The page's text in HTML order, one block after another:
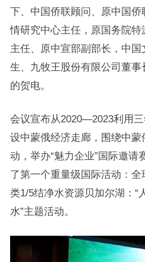
下、中国侨联顾问、原中国侨
情研究中心主任，原国务院
主任、原中宣部副部长，中
生、九牧王股份有限公司董
的贺电。
会议宣布从2020—2023利用
设中蒙俄经济走廊，围绕中
动，举办“魅力企业”国际邀请
了第一个重量级国际活动：全
类1/5结净水资源贝加尔湖：
水”主题活动。